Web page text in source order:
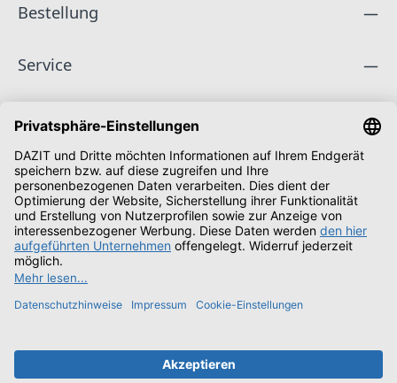
Bestellung
Service
Unternehmen
Folge uns
Zahlungsarten
Versandarten
Alle Preise inkl. gesetzl. Mehrwertsteuer zzgl.